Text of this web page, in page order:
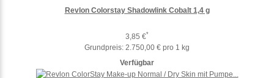
Revlon Colorstay Shadowlink Cobalt 1,4 g
3,85 €*
Grundpreis: 2.750,00 € pro 1 kg
Verfügbar